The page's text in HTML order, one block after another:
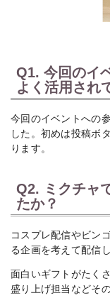
Q1. 今回のイ
よく活用され
今回のイベントへの
した。初めは投稿ボ
ります。
Q2. ミクチャ
たか？
コスプレ配信やビン
る企画を考えて配信
面白いギフトがたく
盛り上げ担当などそ